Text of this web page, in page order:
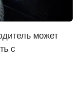
может
с